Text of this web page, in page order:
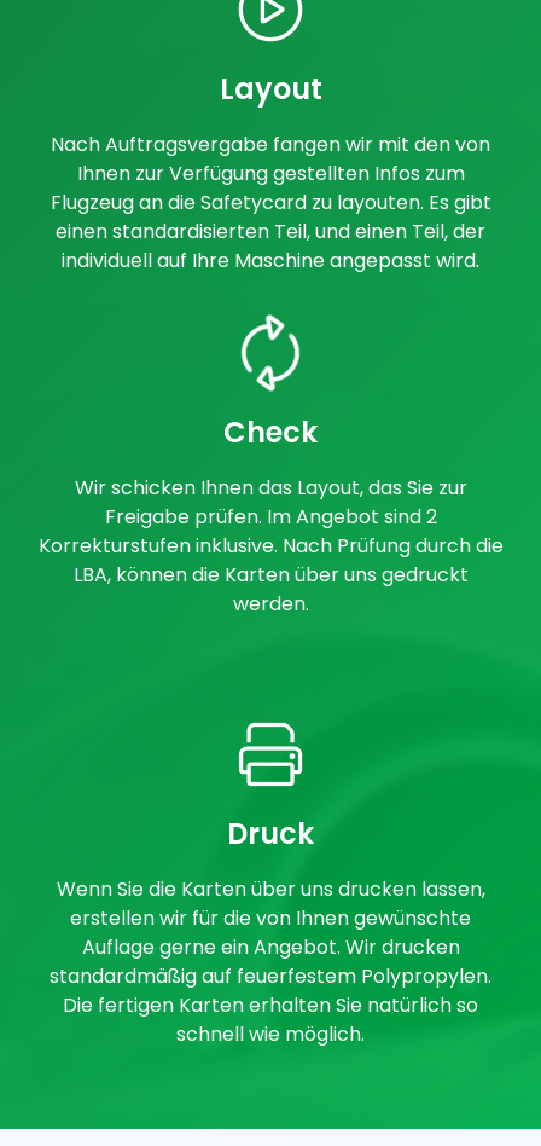
Layout
Nach Auftragsvergabe fangen wir mit den von
Ihnen zur Verfügung gestellten Infos zum
Flugzeug an die Safetycard zu layouten. Es gibt
einen standardisierten Teil, und einen Teil, der
individuell auf Ihre Maschine angepasst wird.
Check
Wir schicken Ihnen das Layout, das Sie zur
Freigabe prüfen. Im Angebot sind 2
Korrekturstufen inklusive. Nach Prüfung durch die
LBA, können die Karten über uns gedruckt
werden.
Druck
Wenn Sie die Karten über uns drucken lassen,
erstellen wir für die von Ihnen gewünschte
Auflage gerne ein Angebot. Wir drucken
standardmäßig auf feuerfestem Polypropylen.
Die fertigen Karten erhalten Sie natürlich so
schnell wie möglich.